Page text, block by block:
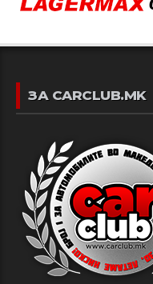
ЗА CARCLUB.MK